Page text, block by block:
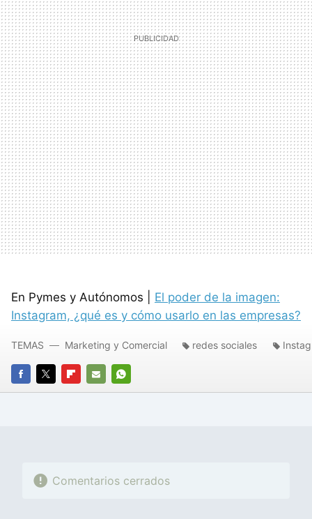
En Pymes y Autónomos | El poder de la imagen:
Instagram, ¿qué es y cómo usarlo en las empresas?
FACEBOOK
TWITTERFLIPBOARD
E-
WHATSAPP
TEMAS Marketing y Comercial redes sociales
Comentarios cerrados